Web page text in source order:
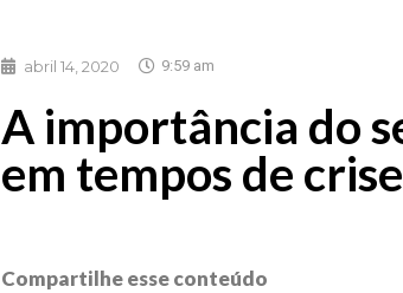
abril 14, 2020 9:59 am
A importância do
em tempos de crise
Compartilhe esse conteúdo